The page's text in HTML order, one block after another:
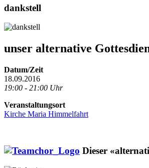
dankstell
unser alternative
Datum/Zeit
18.09.2016
19:00 - 21:00 Uhr
Veranstaltungsort
Kirche Maria Himmelfahrt
Dieser